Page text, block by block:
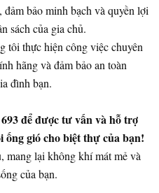
bảo minh bạch và quyền lợi
sách của gia chủ.
tôi thực hiện công việc chuyên
hãng và đảm bảo an toàn
đình bạn.
để được tư vấn và hỗ trợ
gió cho biệt thự của bạn!
mang lại không khí mát mẻ và
của bạn.